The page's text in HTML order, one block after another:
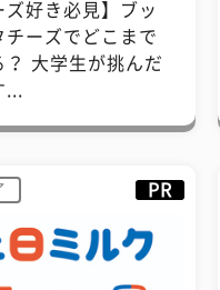
ズ好き必見】ブッ
チーズでどこまで
？ 大学生が挑んだ
PR